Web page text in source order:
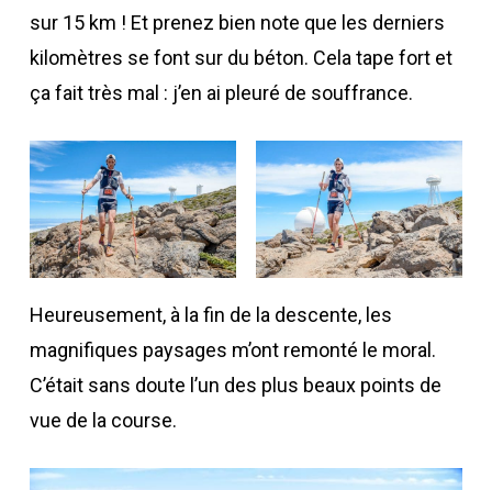
sur 15 km ! Et prenez bien note que les derniers
kilomètres se font sur du béton. Cela tape fort et
ça fait très mal : j’en ai pleuré de souffrance.
Heureusement, à la fin de la descente, les
magnifiques paysages m’ont remonté le moral.
C’était sans doute l’un des plus beaux points de
vue de la course.